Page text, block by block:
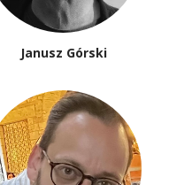
Janusz Górski